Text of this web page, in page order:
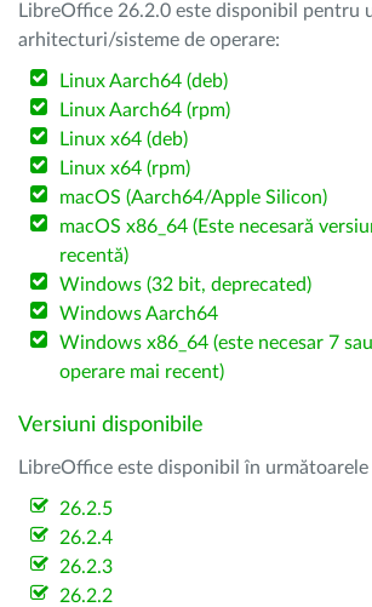
LibreOffice 26.2.0 este disponibil pentru
arhitecturi/sisteme de operare:
Linux Aarch64 (deb)
Linux Aarch64 (rpm)
Linux x64 (deb)
Linux x64 (rpm)
macOS (Aarch64/Apple Silicon)
macOS x86_64 (Este necesară
recentă)
Windows (32 bit, deprecated)
Windows Aarch64
Windows x86_64 (este necesar 7
operare mai recent)
Versiuni disponibile
LibreOffice este disponibil în
26.2.5
26.2.4
26.2.3
26.2.2